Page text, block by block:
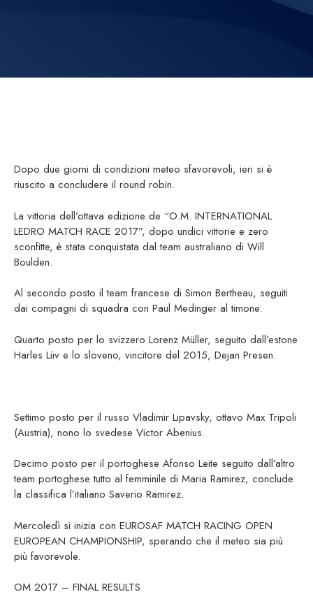
Dopo due giorni di condizioni meteo sfavorevoli, ieri si è
riuscito a concludere il round robin.
La vittoria dell’ottava edizione de “O.M. INTERNATIONAL
LEDRO MATCH RACE 2017”, dopo undici vittorie e zero
sconfitte, è stata conquistata dal team australiano di Will
Boulden.
Al secondo posto il team francese di Simon Bertheau, seguiti
dai compagni di squadra con Paul Medinger al timone.
Quarto posto per lo svizzero Lorenz Müller, seguito dall’estone
Harles Liiv e lo sloveno, vincitore del 2015, Dejan Presen.
Settimo posto per il russo Vladimir Lipavsky, ottavo Max Tripoli
(Austria), nono lo svedese Victor Abenius.
Decimo posto per il portoghese Afonso Leite seguito dall’altro
team portoghese tutto al femminile di Maria Ramirez, conclude
la classifica l’italiano Saverio Ramirez.
Mercoledì si inizia con EUROSAF MATCH RACING OPEN
EUROPEAN CHAMPIONSHIP, sperando che il meteo sia più
più favorevole.
OM 2017 – FINAL RESULTS